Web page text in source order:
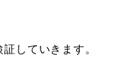
していきます。